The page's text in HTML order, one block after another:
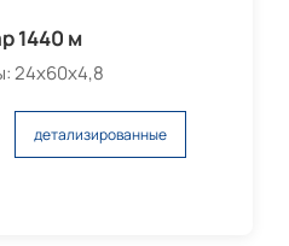
1440 м
24х60х4,8
детализированные